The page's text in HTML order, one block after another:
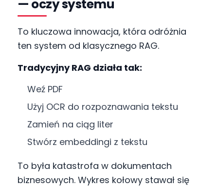
— oczy systemu
To kluczowa innowacja, która odróżnia
ten system od klasycznego RAG.
Tradycyjny RAG działa tak:
Weź PDF
Użyj OCR do rozpoznawania tekstu
Zamień na ciąg liter
Stwórz embeddingi z tekstu
To była katastrofa w dokumentach
biznesowych. Wykres kołowy stawał się